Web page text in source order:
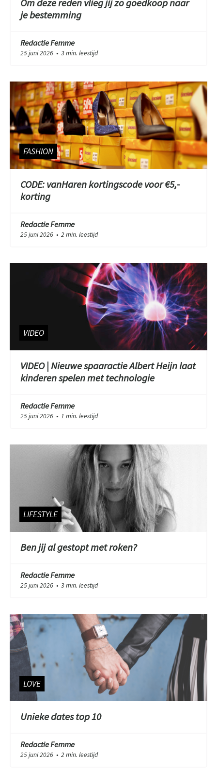
Om deze reden vlieg jij zo goedkoop naar
je bestemming
Redactie Femme
25 juni 2026 ● 3 min. leestijd
FASHION
CODE: vanHaren kortingscode voor €5,-
korting
Redactie Femme
25 juni 2026 ● 2 min. leestijd
VIDEO
VIDEO | Nieuwe spaaractie Albert Heijn laat
kinderen spelen met technologie
Redactie Femme
25 juni 2026 ● 1 min. leestijd
LIFESTYLE
Ben jij al gestopt met roken?
Redactie Femme
25 juni 2026 ● 3 min. leestijd
LOVE
Unieke dates top 10
Redactie Femme
25 juni 2026 ● 2 min. leestijd